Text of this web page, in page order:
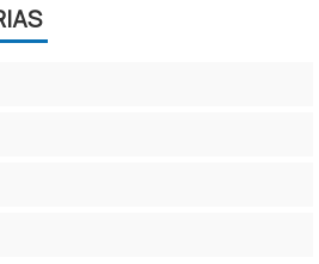
NÃO FISCAL
DE BARRAS OS214 PLUS